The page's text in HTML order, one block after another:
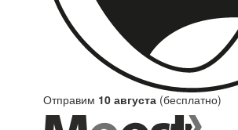
Отправим 10 августа (бесплатно)